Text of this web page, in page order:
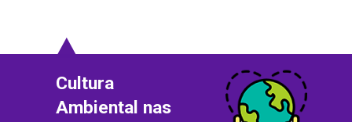
Cultura
Ambiental nas